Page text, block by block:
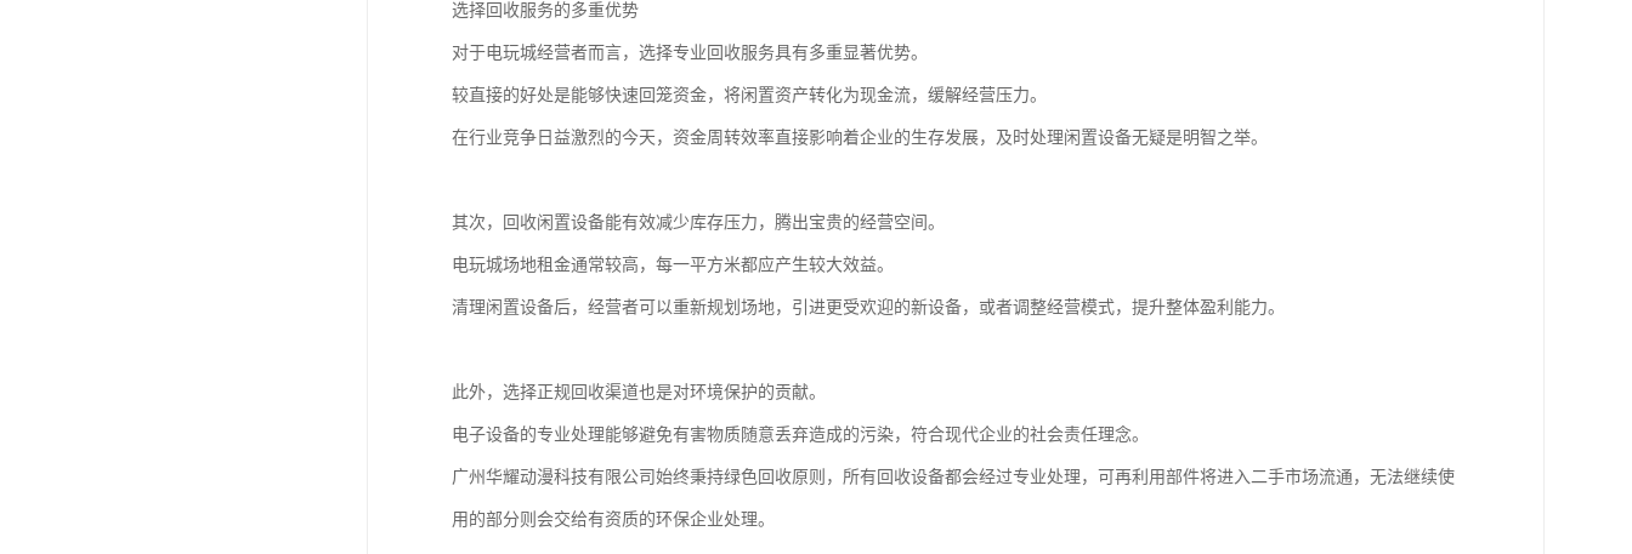
选择回收服务的多重优势
对于电玩城经营者而言，选择专业回收服务具有多重显著优势。
较直接的好处是能够快速回笼资金，将闲置资产转化为现金流，缓解经营压力。
在行业竞争日益激烈的今天，资金周转效率直接影响着企业的生存发展，及时处理闲置设备无疑是明智之举。
其次，回收闲置设备能有效减少库存压力，腾出宝贵的经营空间。
电玩城场地租金通常较高，每一平方米都应产生较大效益。
清理闲置设备后，经营者可以重新规划场地，引进更受欢迎的新设备，或者调整经营模式，提升整体盈利能力。
此外，选择正规回收渠道也是对环境保护的贡献。
电子设备的专业处理能够避免有害物质随意丢弃造成的污染，符合现代企业的社会责任理念。
广州华耀动漫科技有限公司始终秉持绿色回收原则，所有回收设备都会经过专业处理，可再利用部件将进入二手市场流通，无法继续使
用的部分则会交给有资质的环保企业处理。